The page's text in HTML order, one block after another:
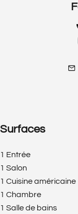
Surfaces
1 Entrée
1 Salon
1 Cuisine américaine
1 Chambre
1 Salle de bains